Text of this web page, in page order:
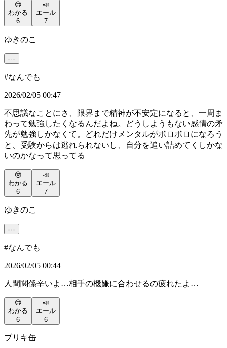
😢
わかる
6
📣
エール
7
ゆきのこ
#なんでも
2026/02/05 00:47
不思議なことにさ、限界まで精神が不安定になると、一周ま
わって勉強したくなるんだよね。どうしようもない感情の矛
先が勉強しかなくて。どれだけメンタルがボロボロになろう
と、受験からは逃れられないし、自分を追い詰めてくしかな
いのかなって思ってる
😢
わかる
6
📣
エール
7
ゆきのこ
#なんでも
2026/02/05 00:44
人間関係辛いよ…相手の機嫌に合わせるの疲れたよ…
😢
わかる
6
📣
エール
6
ブリキ缶